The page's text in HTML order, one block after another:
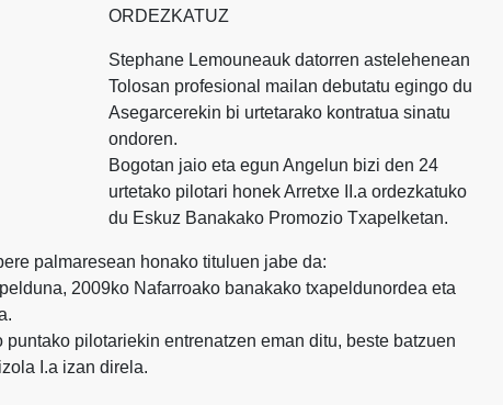
ORDEZKATUZ
Stephane Lemouneauk datorren astelehenean
Tolosan profesional mailan debutatu egingo du
Asegarcerekin bi urtetarako kontratua sinatu
ondoren.
Bogotan jaio eta egun Angelun bizi den 24
urtetako pilotari honek Arretxe II.a ordezkatuko
du Eskuz Banakako Promozio Txapelketan.
palmaresean honako tituluen jabe da:
2009ko Nafarroako banakako txapeldunordea eta
pilotariekin entrenatzen eman ditu, beste batzuen
I.a izan direla.